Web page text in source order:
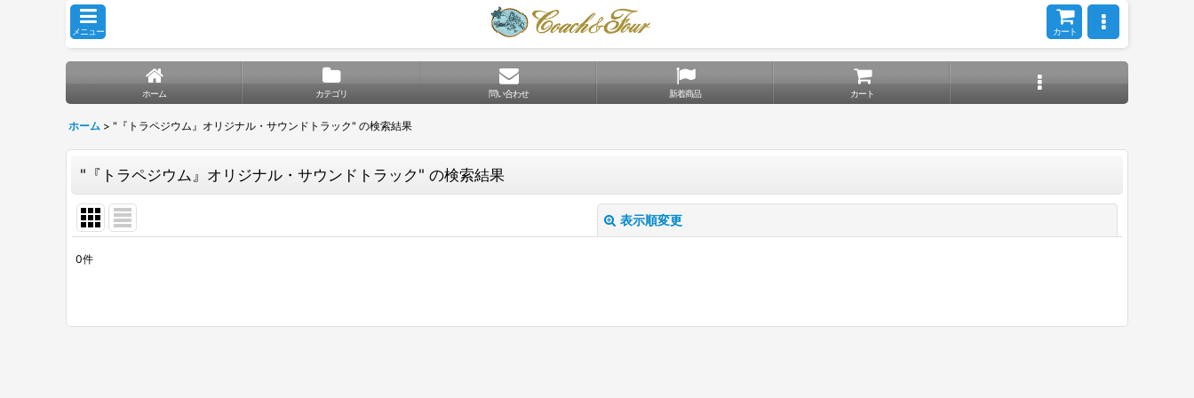
メニュー カート
ホーム カテゴリ 問い合わせ 新着商品 カート
ホーム > "『トラペジウム』オリジナル・サウンドトラック" の検索結果
"『トラペジウム』オリジナル・サウンドトラック" の検索結果
表示順変更
商品検索
0件